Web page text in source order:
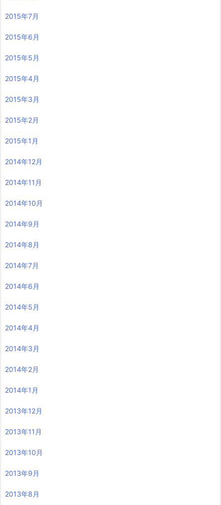
2015年7月
2015年6月
2015年5月
2015年4月
2015年3月
2015年2月
2015年1月
2014年12月
2014年11月
2014年10月
2014年9月
2014年8月
2014年7月
2014年6月
2014年5月
2014年4月
2014年3月
2014年2月
2014年1月
2013年12月
2013年11月
2013年10月
2013年9月
2013年8月